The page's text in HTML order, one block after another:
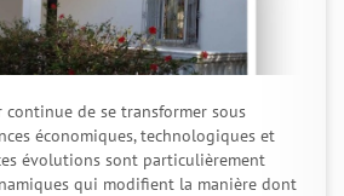
continue de se transformer sous
économiques, technologiques et
évolutions sont particulièrement
qui modifient la manière dont